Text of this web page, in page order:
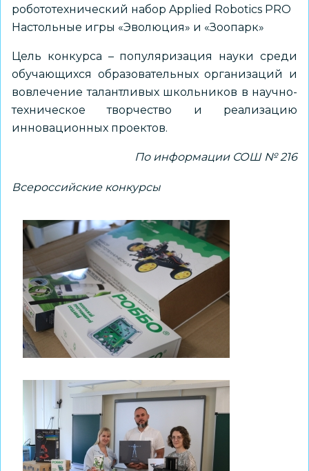
робототехнический набор Applied Robotics PRO
Настольные игры «Эволюция» и «Зоопарк»
Цель конкурса – популяризация науки среди
обучающихся образовательных организаций и
вовлечение талантливых школьников в научно-
техническое творчество и реализацию
инновационных проектов.
По информации СОШ № 216
Всероссийские конкурсы